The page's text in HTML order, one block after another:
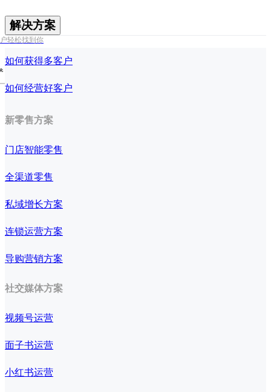
轻松找到你
解决方案
如何获得多客户
如何经营好客户
新零售方案
门店智能零售
全渠道零售
私域增长方案
连锁运营方案
导购营销方案
社交媒体方案
视频号运营
面子书运营
小红书运营